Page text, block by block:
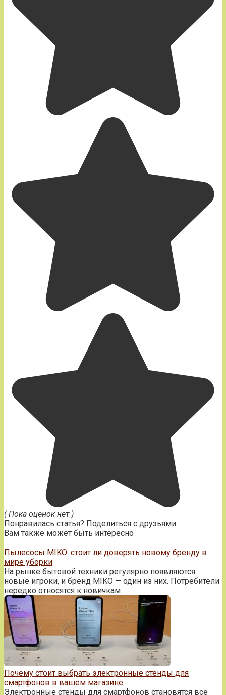
( Пока оценок нет )
Понравилась статья? Поделиться с друзьями:
Вам также может быть интересно
Пылесосы MIKO: стоит ли доверять новому бренду в
мире уборки
На рынке бытовой техники регулярно появляются
новые игроки, и бренд MIKO — один из них. Потребители
нередко относятся к новичкам
Почему стоит выбрать электронные стенды для
смартфонов в вашем магазине
Электронные стенды для смартфонов становятся все